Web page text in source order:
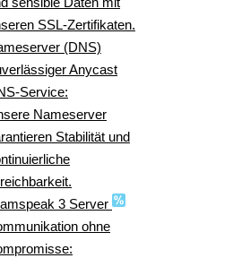
SSL-Zertifikaten.
(DNS)
Anycast
Service:
Nameserver
Stabilität und
3 Server
ohne